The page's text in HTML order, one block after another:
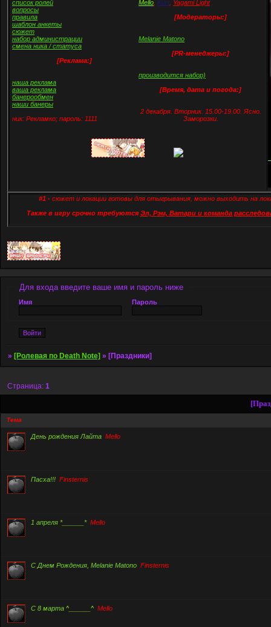
список ролей
вопросы
правила
шаблон анкеты
сюжет
набор администрации
смена ника / статуса
[Реклама:]
наша реклама
ваша реклама
банерообмен
наши банеры
ник: Рекламко; пароль: 1111
Mello Kurt Yagami Light
[Модераторы:]
Melanie Matono
[PR-менеджеры:]
производится набор)
[Время, дата и погода:]
2 декабря. Вторник. 15.00-19.00. Ясно.
Заморозки.
#1 - сюжет и локации готовы для отыгрывания, можно выходить на
Также в игру срочно требуютсяЭл, Рэм, Ватари и команда
Для входа введите ваше имя и пароль ниже
Имя Пароль
» [Ролевая по Death Note] » [Праздники]
Страница:1
Тема
День рождения Лайта Mello
Пасха!!! Finsternis
1 апреля *______* Mello
С Днем Рождения, Melanie Matono Finsternis
С 8 марта ^______^ Mello